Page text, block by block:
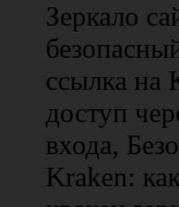
Зеркало
ссылка на
доступ
входа,
Kraken: